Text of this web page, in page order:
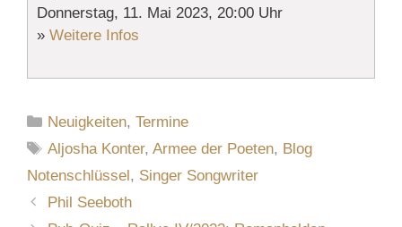
Donnerstag, 11. Mai 2023, 20:00 Uhr
» Weitere Infos
Kategorien
Neuigkeiten,Termine
Schlagwörter
Aljosha Konter,Armee der Poeten, Blog
Notenschlüssel , Singer Songwriter
Phil Seeboth